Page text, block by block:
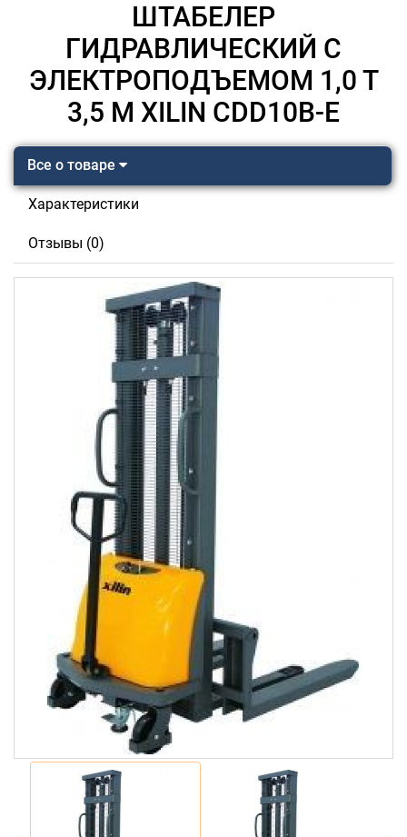
ШТАБЕЛЕР
ГИДРАВЛИЧЕСКИЙ С
ЭЛЕКТРОПОДЪЕМОМ 1,0 Т
3,5 М XILIN CDD10B-E
Все о товаре
Характеристики
Отзывы (0)